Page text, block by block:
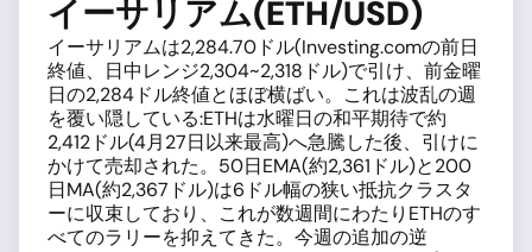
イーサリアム(ETH/USD)
イーサリアムは2,284.70ドル(Investing.comの前日
終値、日中レンジ2,304~2,318ドル)で引け、前金曜
日の2,284ドル終値とほぼ横ばい。これは波乱の週
を覆い隠している:ETHは水曜日の和平期待で約
2,412ドル(4月27日以来最高)へ急騰した後、引けに
かけて売却された。50日EMA(約2,361ドル)と200
日MA(約2,367ドル)は6ドル幅の狭い抵抗クラスタ
ーに収束しており、これが数週間にわたりETHのす
べてのラリーを抑えてきた。今週の追加の逆